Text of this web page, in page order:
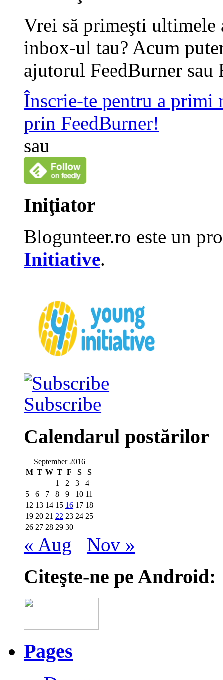
Vrei să primeşti
inbox-ul tau? Acum
ajutorul FeedBurner sau
Înscrie-te pentru a primi
prin FeedBurner!
sau
Iniţiator
Blogunteer.ro este un
Initiative.
Subscribe
Calendarul postărilor
September 2016
M T W T F S
S
1
2 3
4
5
6 7 8 9 10 11
12 13 14 15 16 17 18
19 20 21 22 23 24 25
26 27 28 29 30
« Aug Nov »
Citeşte-ne pe Android:
Pages